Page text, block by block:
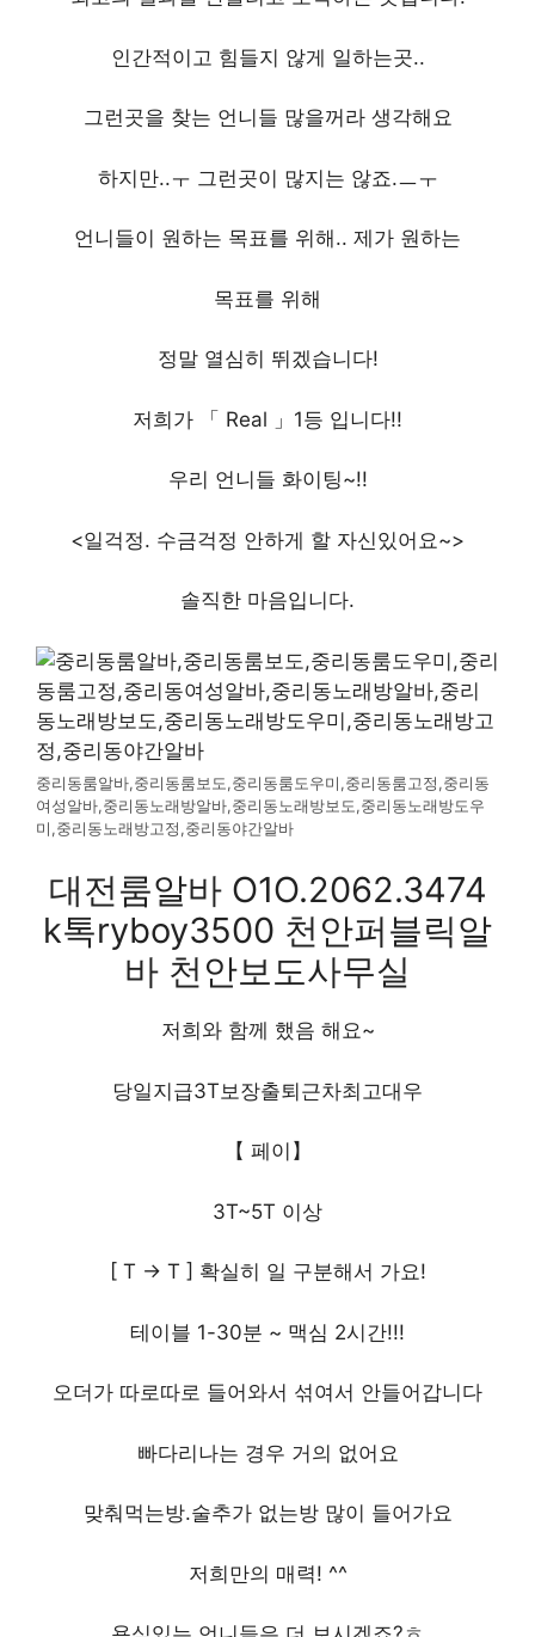
인간적이고 힘들지 않게 일하는곳..
그런곳을 찾는 언니들 많을꺼라 생각해요
하지만..ㅜ 그런곳이 많지는 않죠.ㅡㅜ
언니들이 원하는 목표를 위해.. 제가 원하는
목표를 위해
정말 열심히 뛰겠습니다!
저희가 「 Real 」1등 입니다!!
우리 언니들 화이팅~!!
<일걱정. 수금걱정 안하게 할 자신있어요~>
솔직한 마음입니다.
중리동룸알바,중리동룸보도,중리동룸도우미,중리동룸고정,중리동
여성알바,중리동노래방알바,중리동노래방보도,중리동노래방도우
미,중리동노래방고정,중리동야간알바
대전룸알바 O1O.2062.3474
k톡ryboy3500 천안퍼블릭알
바 천안보도사무실
저희와 함께 했음 해요~
당일지급3T보장출퇴근차최고대우
【 페이】
3T~5T 이상
[ T -> T ] 확실히 일 구분해서 가요!
테이블 1-30분 ~ 맥심 2시간!!!
오더가 따로따로 들어와서 섞여서 안들어갑니다
빠다리나는 경우 거의 없어요
맞춰먹는방.술추가 없는방 많이 들어가요
저희만의 매력! ^^